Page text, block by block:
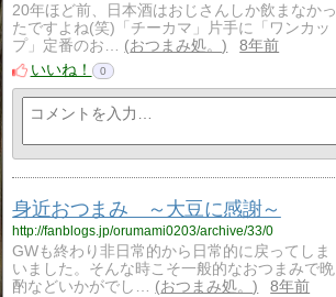
20年ほど前、日本酒はおじさんしか飲まなかっ
たですよね(笑)「チーカマ」片手に「ワンカッ
プ」定番のお…
おつまみ処。
8年前
いいね！
0
身近おつまみ ～大豆に感謝～
http://fanblogs.jp/orumami0203/archive/33/0
GWも終わり非日常的から日常的に戻ってしま
いました。そんな時こそ一般的なおつまみで晩
酌などいかがでし…
おつまみ処。
8年前